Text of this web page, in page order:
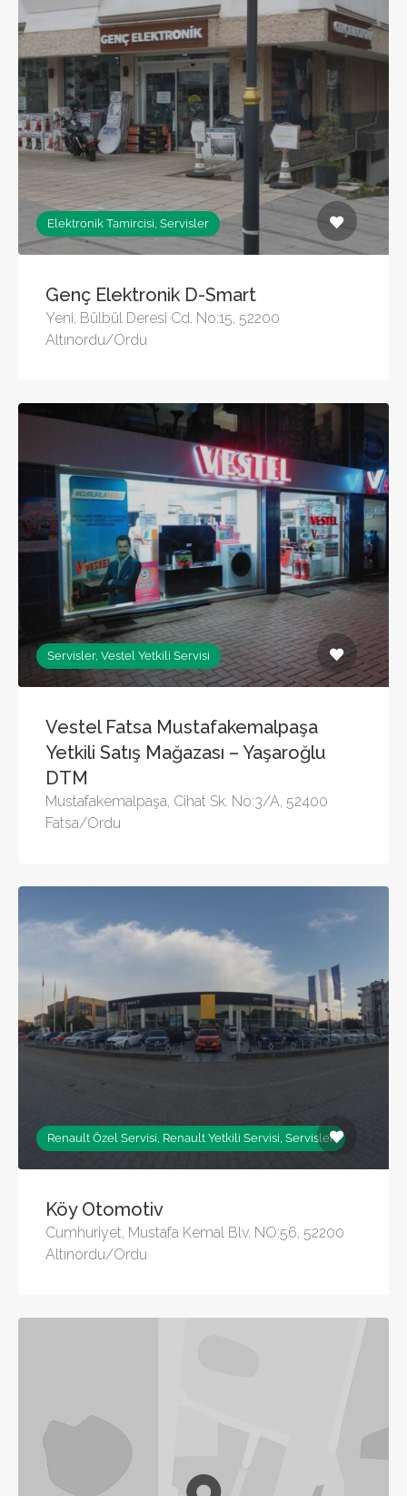
Elektronik Tamircisi, Servisler
Genç Elektronik D-Smart
Yeni, Bülbül Deresi Cd. No:15, 52200
Altınordu/Ordu
Servisler, Vestel Yetkili Servisi
Vestel Fatsa Mustafakemalpaşa
Yetkili Satış Mağazası – Yaşaroğlu
DTM
Mustafakemalpaşa, Cihat Sk. No:3/A, 52400
Fatsa/Ordu
Renault Özel Servisi, Renault Yetkili Servisi, Servisler
Köy Otomotiv
Cumhuriyet, Mustafa Kemal Blv. NO:56, 52200
Altınordu/Ordu